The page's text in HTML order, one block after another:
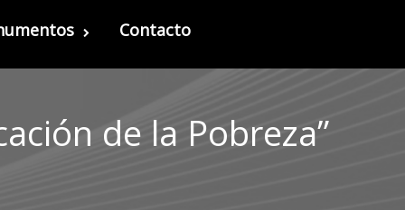
Contacto
de la Pobreza”